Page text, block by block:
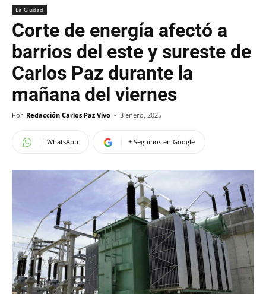
La Ciudad
Corte de energía afectó a
barrios del este y sureste de
Carlos Paz durante la
mañana del viernes
Por Redacción Carlos Paz Vivo - 3 enero, 2025
WhatsApp + Seguinos en Google